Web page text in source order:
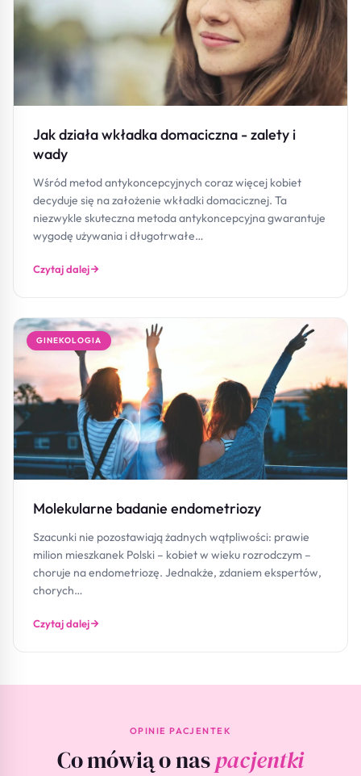
Jak działa wkładka domaciczna - zalety i
wady
Wśród metod antykoncepcyjnych coraz więcej kobiet
decyduje się na założenie wkładki domacicznej. Ta
niezwykle skuteczna metoda antykoncepcyjna gwarantuje
wygodę używania i długotrwałe…
Czytaj dalej
GINEKOLOGIA
Molekularne badanie endometriozy
Szacunki nie pozostawiają żadnych wątpliwości: prawie
milion mieszkanek Polski – kobiet w wieku rozrodczym –
choruje na endometriozę. Jednakże, zdaniem ekspertów,
chorych…
Czytaj dalej
OPINIE PACJENTEK
Co mówią o naspacjentki